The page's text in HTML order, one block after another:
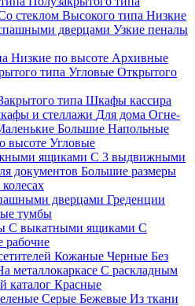
стеклом Высокого типа Низкие
дверцами Узкие пеналы
Низкие по высоте Архивные
типа Угловые Открытого
типа Шкафы кассира
и стеллажи Для дома Огне-
Большие Напольные
высоте Угловые
ящиками С 3 выдвижными
документов Большие размеры
дверцами Греденции
тумбы
С выкатными ящиками С
рабочие
Кожаные Черные Без
металлокаркасе С раскладным
каталог Красные
Серые Бежевые Из ткани